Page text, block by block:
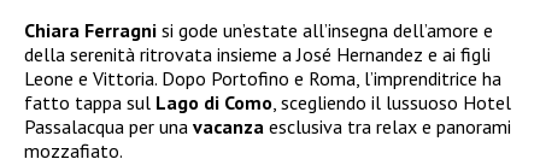
Chiara Ferragni si gode un’estate all’insegna dell’amore e
della serenità ritrovata insieme a José Hernandez e ai figli
Leone e Vittoria. Dopo Portofino e Roma, l’imprenditrice ha
fatto tappa sul Lago di Como, scegliendo il lussuoso Hotel
Passalacqua per una vacanza esclusiva tra relax e panorami
mozzafiato.